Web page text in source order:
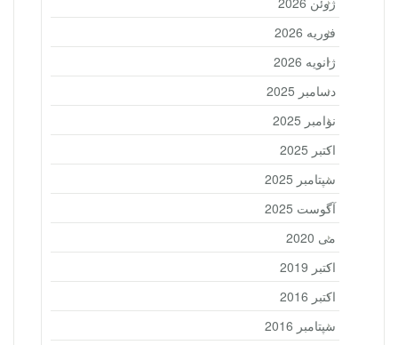
فوریه 2026
ژانویه 2026
دسامبر 2025
نوامبر 2025
اکتبر 2025
سپتامبر 2025
آگوست 2025
می 2020
اکتبر 2019
اکتبر 2016
سپتامبر 2016